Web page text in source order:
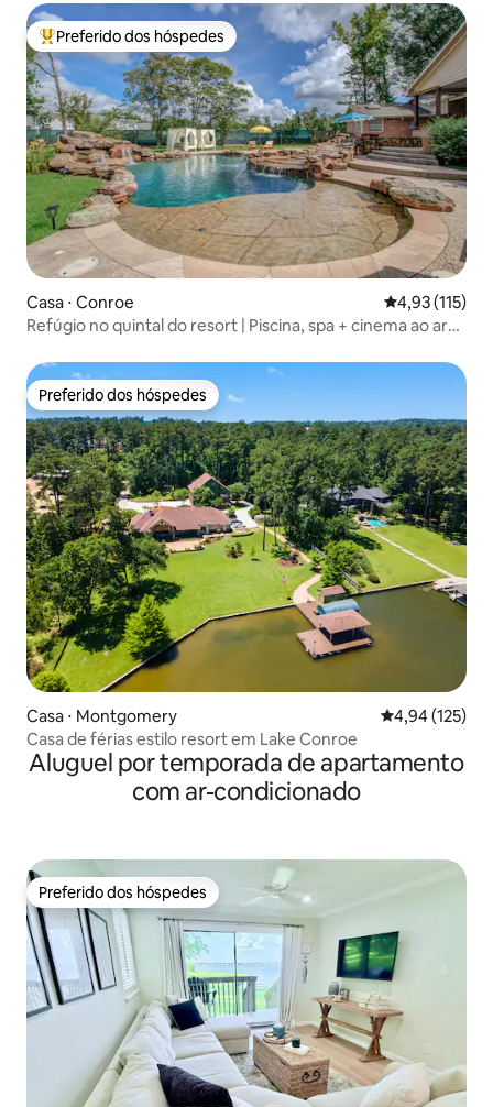
Entre os melhores preferidos dos hóspedes
Preferido dos hóspedes
Casa ⋅ Conroe 4,93 de uma
4,93 (115)
Refúgio no quintal do resort | Piscina, spa + cinema ao ar
Preferido dos hóspedes
Preferido dos hóspedes
Casa ⋅ Montgomery 4,94 de uma
4,94 (125)
Casa de férias estilo resort em Lake Conroe
Aluguel por temporada de apartamento
com ar-condicionado
Preferido dos hóspedes
Preferido dos hóspedes